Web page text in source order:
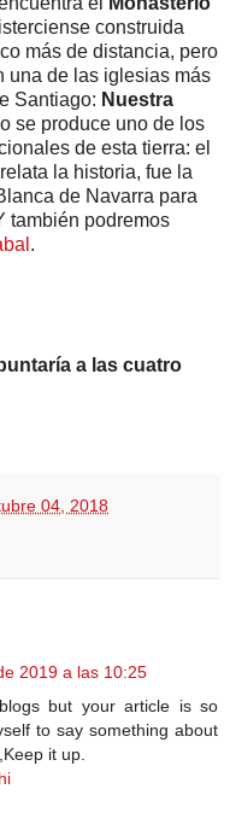
construida
más de distancia, pero
una de las iglesias más
Santiago: Nuestra
se produce uno de los
de esta tierra: el
la historia, fue la
de Navarra para
también podremos
.
a las cuatro
04, 2018
2019 a las 10:25
but your article is so
to say something about
it up.